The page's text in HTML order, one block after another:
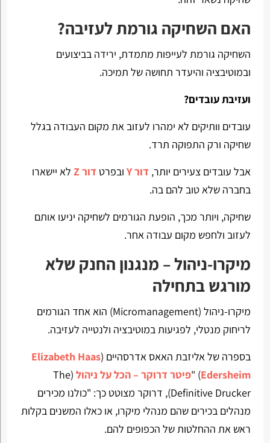
האם השחיקה גורמת לעזיבה?
השחיקה גורמת לעייפות מתמדת, ירידה בביצועים
ובמוטיבציה והיעדר תחושה של תמיכה.
ועזיבת עובדים?
עובדים וותיקים לא ימהרו לעזוב את מקום העבודה בגלל
שחיקה ורק התפוקה תרד.
אבל עובדים צעירים יותר, דור Y ובפרט דור Z
לא יישארו
בחברה שלא טוב להם בה.
שחיקה, ויותר מכך, הופעת הגורמים לשחיקה יניעו אותם
לעזוב ולחפש מקום עבודה אחר.
מיקרו-ניהול – מנגנון החנק שלא
מורגש בתחילה
מיקרו-ניהול (Micromanagement) הוא אחד הגורמים
לריחוק מנטלי, לפגיעות במוטיבציה ולנטייה לעזיבה.
בספרה של אליזבת האאס אדרסהיים (Elizabeth Haas
Edersheim
) "פיטר דרוקר – הכל על ניהול (The
Definitive Drucker), דרוקר מצוטט כך: "כולנו מכירים
מנהלים בכירים שהם מנהלי מיקרו, או כאלו המשנים בקלות
ראש את ההחלטות של הכפופים להם.